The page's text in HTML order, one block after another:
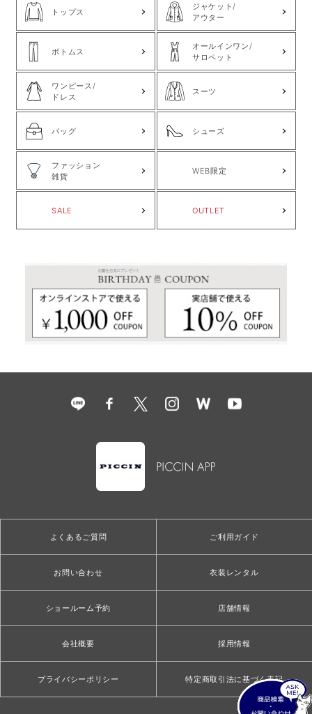
トップス
ジャケット/
アウター
ボトムス
オールインワン/
サロペット
ワンピース/
ドレス
スーツ
バッグ シューズ
ファッション
雑貨
WEB限定
SALE OUTLET
よくあるご質問 ご利用ガイド
お問い合わせ 衣装レンタル
ショールーム予約 店舗情報
会社概要 採用情報
プライバシーポリシー 特定商取引法に基づく表記